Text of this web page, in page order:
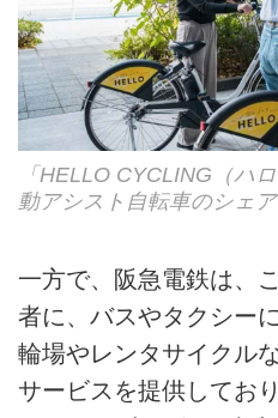
「HELLO CYCLING（ハ
動アシスト自転車のシェ
一方で、阪急電鉄は、
者に、バスやタクシー
輪場やレンタサイクル
サービスを提供してお